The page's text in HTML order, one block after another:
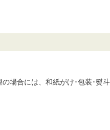
場合には、和紙がけ･包装･熨